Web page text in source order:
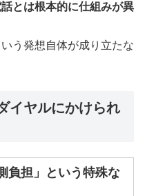
話とは根本的に仕組みが異
う発想自体が成り立たな
イヤルにかけられ
負担」という特殊な